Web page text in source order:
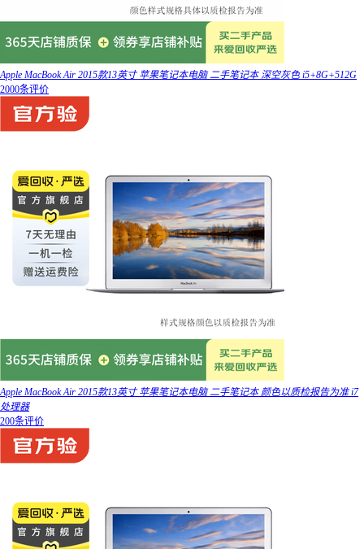
Apple MacBook Air 2015款13英寸 苹果笔记本电脑 二手笔记本 深空灰色 i5+8G+512G
2000条评价
Apple MacBook Air 2015款13英寸 苹果笔记本电脑 二手笔记本 颜色以质检报告为准 i7
处理器
200条评价